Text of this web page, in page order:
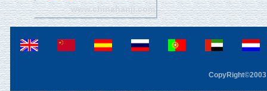
www.chinahanji.com